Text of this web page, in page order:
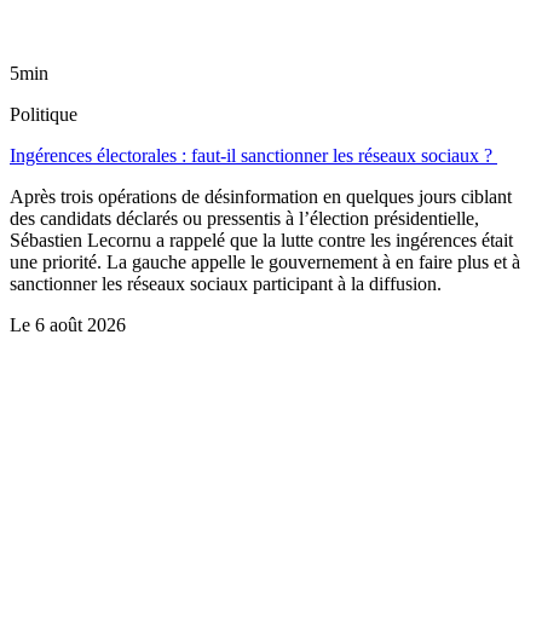
5min
Politique
Ingérences électorales : faut-il sanctionner les réseaux sociaux ?
Après trois opérations de désinformation en quelques jours ciblant
des candidats déclarés ou pressentis à l’élection présidentielle,
Sébastien Lecornu a rappelé que la lutte contre les ingérences était
une priorité. La gauche appelle le gouvernement à en faire plus et à
sanctionner les réseaux sociaux participant à la diffusion.
Le 6 août 2026